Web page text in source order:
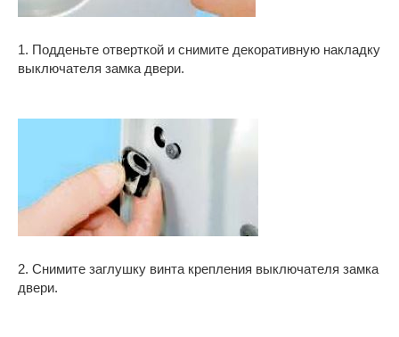
1. Подденьте отверткой и снимите декоративную накладку
выключателя замка двери.
2. Снимите заглушку винта крепления выключателя замка
двери.